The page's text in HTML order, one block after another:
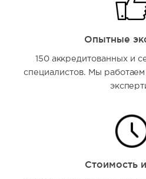
Опытные
150 аккредитованных и
специалистов. Мы
Стоимость